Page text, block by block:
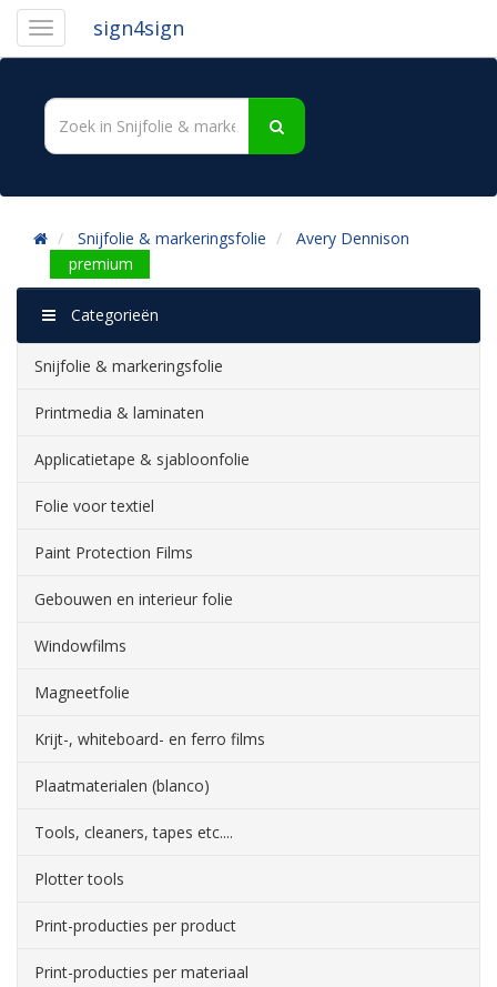
sign4sign
Snijfolie & markeringsfolie
Avery Dennison
premium
Categorieën
Snijfolie & markeringsfolie
Printmedia & laminaten
Applicatietape & sjabloonfolie
Folie voor textiel
Paint Protection Films
Gebouwen en interieur folie
Windowfilms
Magneetfolie
Krijt-, whiteboard- en ferro films
Plaatmaterialen (blanco)
Tools, cleaners, tapes etc....
Plotter tools
Print-producties per product
Print-producties per materiaal